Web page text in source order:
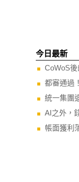
今日最新
CoWoS
都審通過
統一集團
AI之外，
帳面獲利